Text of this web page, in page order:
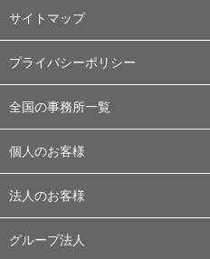
サイトマップ
プライバシーポリシー
全国の事務所一覧
個人のお客様
法人のお客様
グループ法人